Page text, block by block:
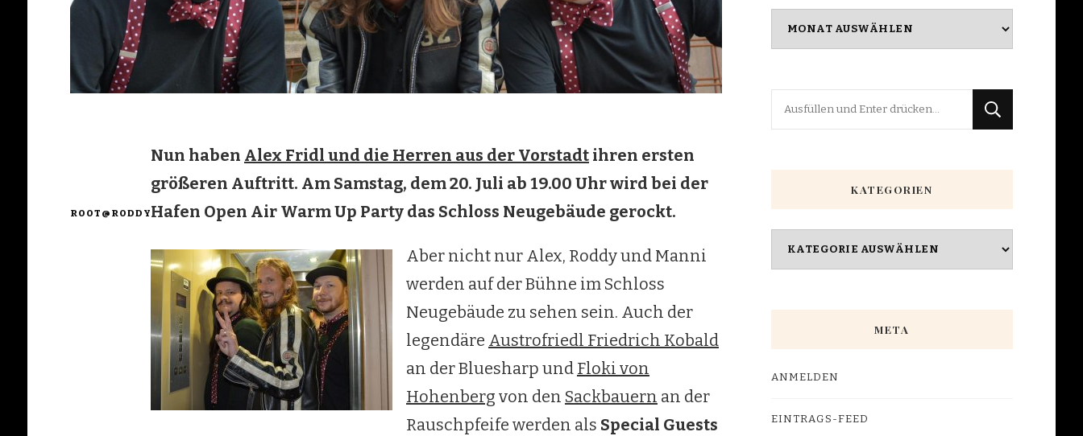
ROOT@RODDY
Nun haben Alex Fridl und die Herren aus der Vorstadtihren ersten
größeren Auftritt. Am Samstag, dem 20. Juli ab 19.00 Uhr wird bei der
Hafen Open Air Warm Up Party das Schloss Neugebäude gerockt.
Aber nicht nur Alex, Roddy und Manni
werden auf der Bühne im Schloss
Neugebäude zu sehen sein. Auch der
legendäre Austrofriedl Friedrich Kobald
an der Bluesharp und Floki von
Hohenberg von den Sackbauern an der
Rauschpfeife werden als Special Guests
etwas?
KATEGORIEN
META
ANMELDEN
EINTRAGS-FEED